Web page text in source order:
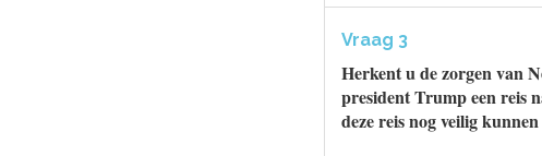
Vraag 3
Herkent u de zorgen van
president Trump een reis
deze reis nog veilig